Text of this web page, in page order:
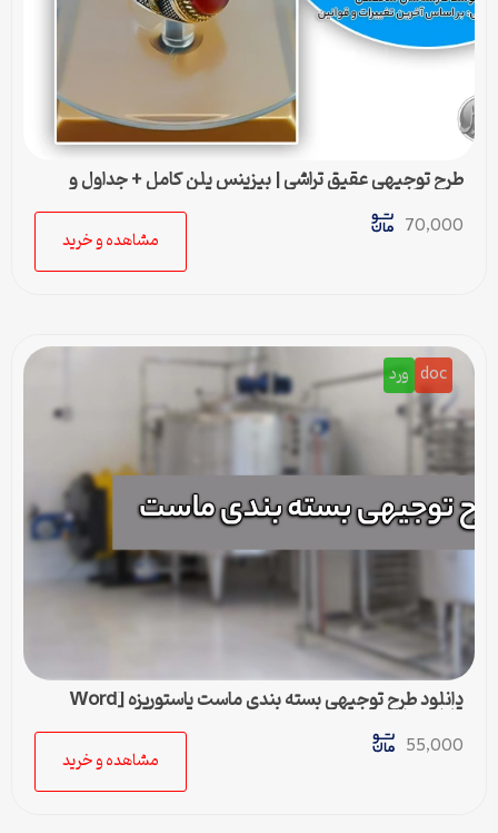
طرح توجیهی عقيق تراشی | بیزینس پلن کامل + جداول و
محاسبات مالی
70,000
مشاهده و خرید
doc ورد
دانلود طرح توجیهی بسته بندی ماست پاستوریزه [Word
قابل ویرایش]
55,000
مشاهده و خرید